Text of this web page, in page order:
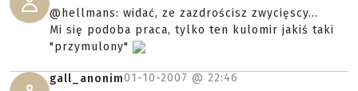
@hellmans: widać, ze zazdrościsz zwycięscy...
Mi się podoba praca, tylko ten kulomir jakiś taki
"przymulony"
gall_anonim01-10-2007 @ 22:46